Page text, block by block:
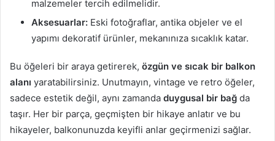
malzemeler tercih edilmelidir.
Aksesuarlar: Eski fotoğraflar, antika objeler ve el
yapımı dekoratif ürünler, mekanınıza sıcaklık katar.
Bu öğeleri bir araya getirerek, özgün ve sıcak bir balkon
alanı yaratabilirsiniz. Unutmayın, vintage ve retro öğeler,
sadece estetik değil, aynı zamanda duygusal bir bağ da
taşır. Her bir parça, geçmişten bir hikaye anlatır ve bu
hikayeler, balkonunuzda keyifli anlar geçirmenizi sağlar.